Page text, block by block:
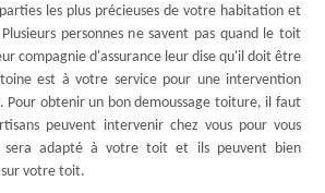
les plus précieuses de votre habitation et
personnes ne savent pas quand le toit
compagnie d'assurance leur dise qu'il doit être
est à votre service pour une intervention
obtenir un bon demoussage toiture, il faut
peuvent intervenir chez vous pour vous
sera adapté à votre toit et ils peuvent bien
votre toit.